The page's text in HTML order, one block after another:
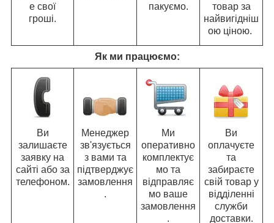
е свої
гроші.
пакуємо.
товар за
найвигідніш
ою ціною.
Як ми працюємо:
Ви
залишаєте
заявку на
сайті або за
телефоном.
Менеджер
зв'язується
з вами та
підтверджує
замовлення
.
Ми
оперативно
комплектує
мо та
відправляє
мо ваше
замовлення
.
Ви
оплачуєте
та
забираєте
свій товар у
відділенні
служби
доставки.